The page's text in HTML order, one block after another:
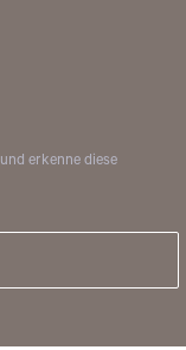
erkenne diese